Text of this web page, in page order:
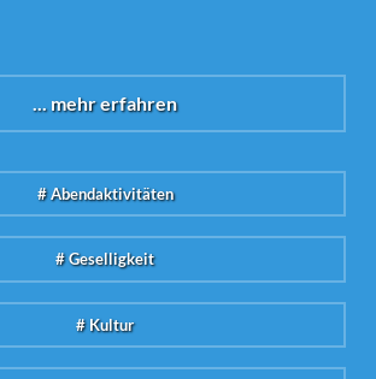
... mehr erfahren
# Abendaktivitäten
# Geselligkeit
# Kultur